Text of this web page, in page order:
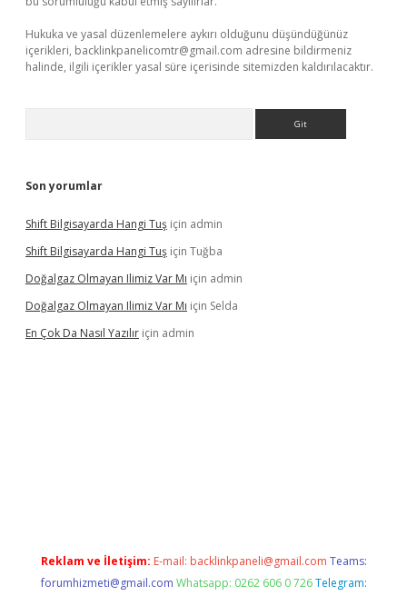
Hukuka ve yasal düzenlemelere aykırı olduğunu düşündüğünüz
içerikleri, backlinkpanelicomtr@gmail.com adresine bildirmeniz
halinde, ilgili içerikler yasal süre içerisinde sitemizden kaldırılacaktır.
Son yorumlar
Shift Bilgisayarda Hangi Tuş için admin
Shift Bilgisayarda Hangi Tuş için Tuğba
Doğalgaz Olmayan Ilimiz Var Mı için admin
Doğalgaz Olmayan Ilimiz Var Mı için Selda
En Çok Da Nasıl Yazılır için admin
Reklam ve İletişim: E-mail: backlinkpaneli@gmail.com Teams:
forumhizmeti@gmail.com Whatsapp: 0262 606 0 726 Telegram: